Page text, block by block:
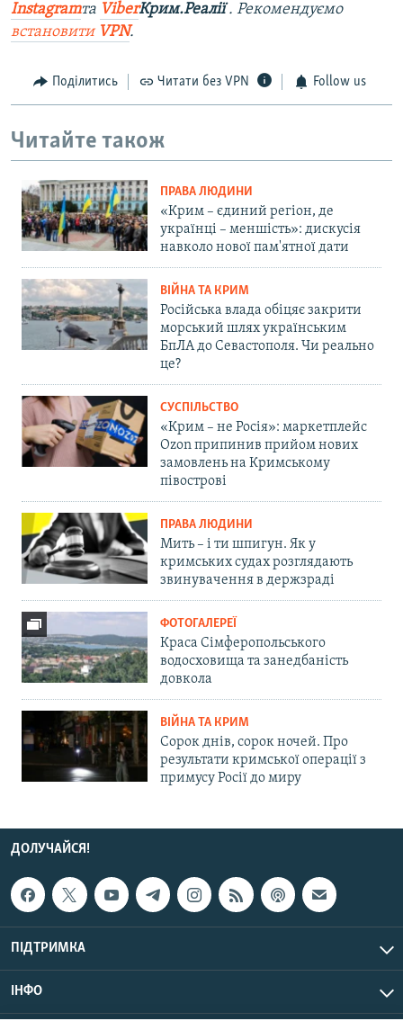
Instagramта ViberКрим.Реалії. Рекомендуємо
встановити VPN.
Поділитись Читати без VPN Follow us
Читайте також
ПРАВА ЛЮДИНИ
«Крим – єдиний регіон, де
українці – меншість»: дискусія
навколо нової пам'ятної дати
ВІЙНА ТА КРИМ
Російська влада обіцяє закрити
морський шлях українським
БпЛА до Севастополя. Чи реально
це?
СУСПІЛЬСТВО
«Крим – не Росія»: маркетплейс
Ozon припинив прийом нових
замовлень на Кримському
півострові
ПРАВА ЛЮДИНИ
Мить – і ти шпигун. Як у
кримських судах розглядають
звинувачення в держзраді
ФОТОГАЛЕРЕЇ
Краса Сімферопольського
водосховища та занедбаність
довкола
ВІЙНА ТА КРИМ
Сорок днів, сорок ночей. Про
результати кримської операції з
примусу Росії до миру
ДОЛУЧАЙСЯ!
ПІДТРИМКА
ІНФО